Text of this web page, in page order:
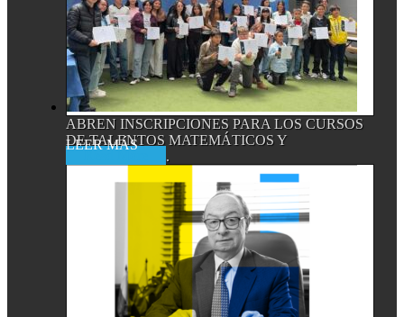
ABREN INSCRIPCIONES PARA LOS CURSOS
DE TALENTOS MATEMÁTICOS Y
CIENTÍFICOS,...